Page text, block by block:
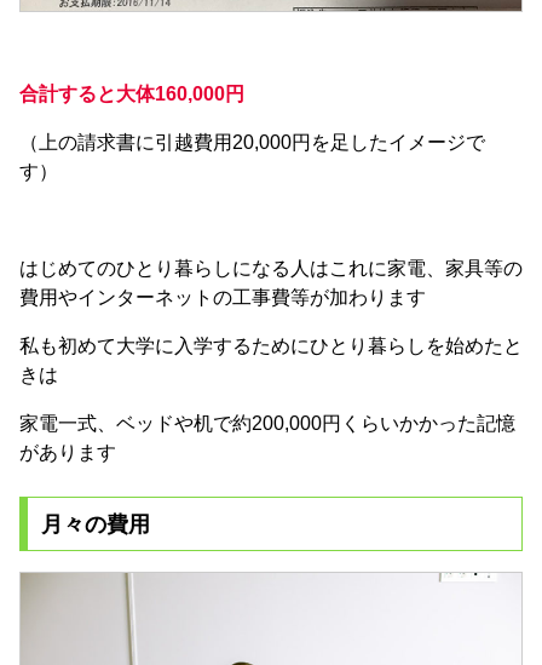
合計すると大体160,000円
（上の請求書に引越費用20,000円を足したイメージで
す）
はじめてのひとり暮らしになる人はこれに家電、家具等の
費用やインターネットの工事費等が加わります
私も初めて大学に入学するためにひとり暮らしを始めたと
きは
家電一式、ベッドや机で約200,000円くらいかかった記憶
があります
月々の費用